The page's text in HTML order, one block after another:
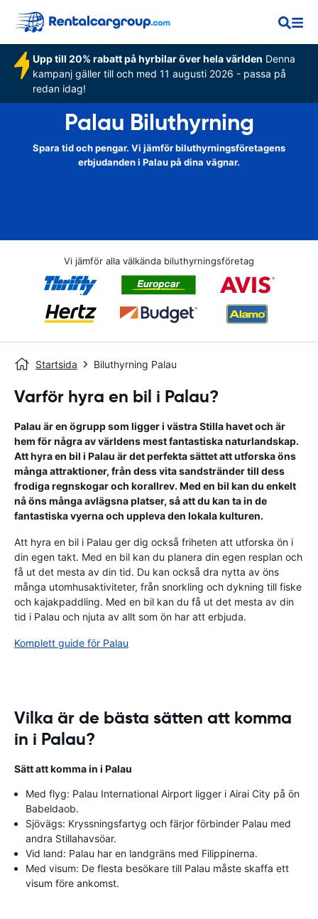
Upp till 20% rabatt på hyrbilar över hela världen Denna
kampanj gäller till och med 11 augusti 2026 - passa på
redan idag!
Palau Biluthyrning
Spara tid och pengar. Vi jämför biluthyrningsföretagens
erbjudanden i Palau på dina vägnar.
Vi jämför alla välkända biluthyrningsföretag
Startsida Biluthyrning Palau
Varför hyra en bil i Palau?
Palau är en ögrupp som ligger i västra Stilla havet och är
hem för några av världens mest fantastiska naturlandskap.
Att hyra en bil i Palau är det perfekta sättet att utforska öns
många attraktioner, från dess vita sandstränder till dess
frodiga regnskogar och korallrev. Med en bil kan du enkelt
nå öns många avlägsna platser, så att du kan ta in de
fantastiska vyerna och uppleva den lokala kulturen.
Att hyra en bil i Palau ger dig också friheten att utforska ön i
din egen takt. Med en bil kan du planera din egen resplan och
få ut det mesta av din tid. Du kan också dra nytta av öns
många utomhusaktiviteter, från snorkling och dykning till fiske
och kajakpaddling. Med en bil kan du få ut det mesta av din
tid i Palau och njuta av allt som ön har att erbjuda.
Komplett guide för Palau
Vilka är de bästa sätten att komma
in i Palau?
Sätt att komma in i Palau
Med flyg: Palau International Airport ligger i Airai City på ön
Babeldaob.
Sjövägs: Kryssningsfartyg och färjor förbinder Palau med
andra Stillahavsöar.
Vid land: Palau har en landgräns med Filippinerna.
Med visum: De flesta besökare till Palau måste skaffa ett
visum före ankomst.